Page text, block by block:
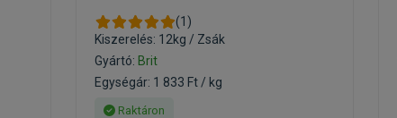
(1)
Kiszerelés: 12kg / Zsák
Gyártó: Brit
Egységár: 1 833 Ft / kg
Raktáron